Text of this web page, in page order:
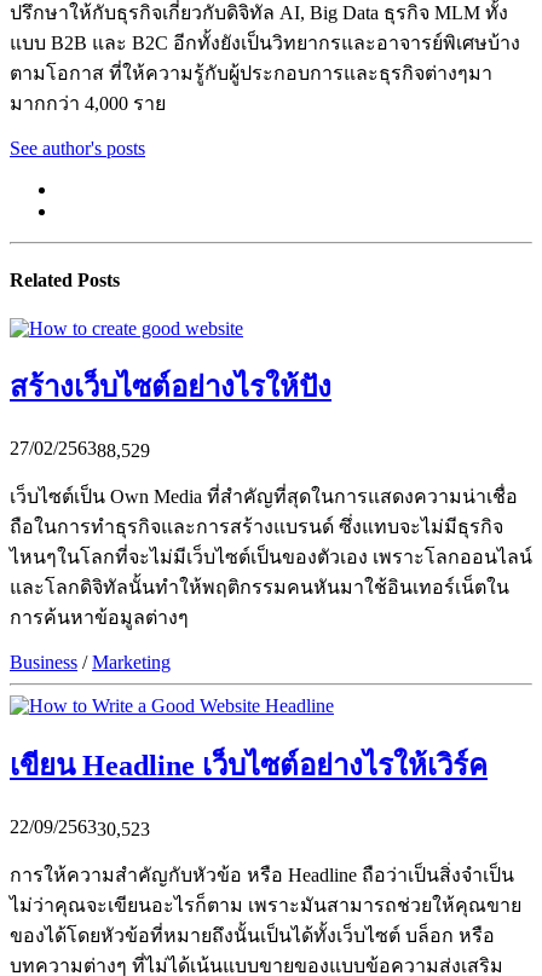
ปรึกษาให้กับธุรกิจเกี่ยวกับดิจิทัล AI, Big Data ธุรกิจ MLM ทั้ง
แบบ B2B และ B2C อีกทั้งยังเป็นวิทยากรและอาจารย์พิเศษบ้าง
ตามโอกาส ที่ให้ความรู้กับผู้ประกอบการและธุรกิจต่างๆมา
มากกว่า 4,000 ราย
See author's posts
Related Posts
สร้างเว็บไซต์อย่างไรให้ปัง
27/02/256388,529
เว็บไซต์เป็น Own Media ที่สำคัญที่สุดในการแสดงความน่าเชื่อ
ถือในการทำธุรกิจและการสร้างแบรนด์ ซึ่งแทบจะไม่มีธุรกิจ
ไหนๆในโลกที่จะไม่มีเว็บไซต์เป็นของตัวเอง เพราะโลกออนไลน์
และโลกดิจิทัลนั้นทำให้พฤติกรรมคนหันมาใช้อินเทอร์เน็ตใน
การค้นหาข้อมูลต่างๆ
Business /Marketing
เขียน Headline เว็บไซต์อย่างไรให้เวิร์ค
22/09/256330,523
การให้ความสำคัญกับหัวข้อ หรือ Headline ถือว่าเป็นสิ่งจำเป็น
ไม่ว่าคุณจะเขียนอะไรก็ตาม เพราะมันสามารถช่วยให้คุณขาย
ของได้โดยหัวข้อที่หมายถึงนั้นเป็นได้ทั้งเว็บไซต์ บล็อก หรือ
บทความต่างๆ ที่ไม่ได้เน้นแบบขายของแบบข้อความส่งเสริม